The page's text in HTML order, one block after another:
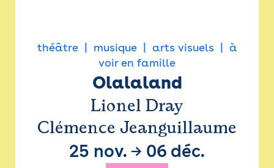
théâtre musique arts visuels
à
voir en famille
Olalaland
Lionel Dray
Clémence Jeanguillaume
25 nov. → 06 déc.